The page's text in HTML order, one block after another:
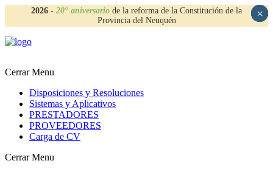
2026 - 20° aniversario de la reforma de la Constitución de la
Provincia del Neuquén
Cerrar Menu
Disposiciones y Resoluciones
Sistemas y Aplicativos
PRESTADORES
PROVEEDORES
Carga de CV
Cerrar Menu
×
×
×
×